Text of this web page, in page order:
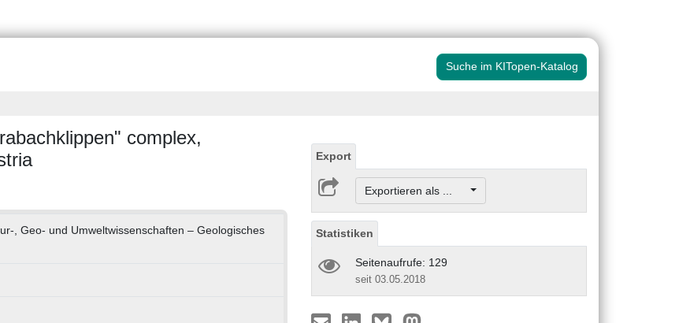
Suche im KITopen-Katalog
complex,
, Geo- und Umweltwissenschaften – Geologisches
Export
Exportieren als ...
Statistiken
Seitenaufrufe: 129
seit 03.05.2018